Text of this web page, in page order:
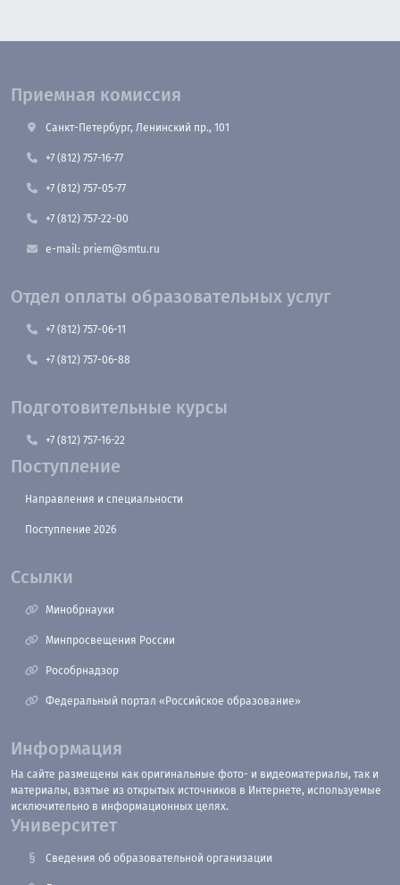
Приемная комиссия
Санкт-Петербург, Ленинский пр., 101
+7 (812) 757-16-77
+7 (812) 757-05-77
+7 (812) 757-22-00
e-mail: priem@smtu.ru
Отдел оплаты образовательных услуг
+7 (812) 757-06-11
+7 (812) 757-06-88
Подготовительные курсы
+7 (812) 757-16-22
Поступление
Направления и специальности
Поступление 2026
Ссылки
Минобрнауки
Минпросвещения России
Рособрнадзор
Федеральный портал «Российское образование»
Информация
На сайте размещены как оригинальные фото- и видеоматериалы, так и
материалы, взятые из открытых источников в Интернете, используемые
исключительно в информационных целях.
Университет
Сведения об образовательной организации